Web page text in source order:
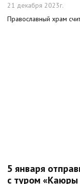
21 декабря 2023г.
Православный храм
5 января
с туром